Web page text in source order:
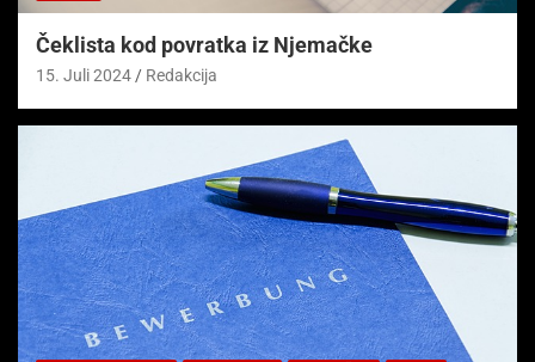
Čeklista kod povratka iz Njemačke
15. Juli 2024 Redakcija